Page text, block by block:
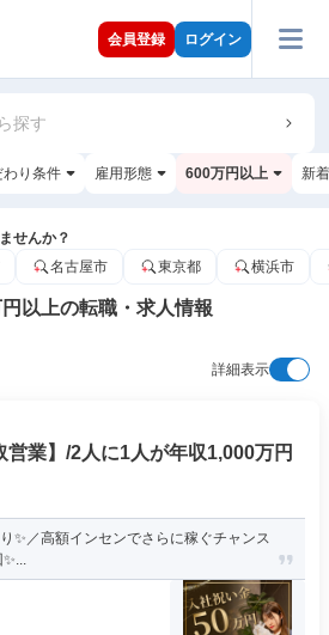
会員登録 ログイン
探す
わり条件 雇用形態 600万円以上 新
せんか？
名古屋市 東京都 横浜市
以上の転職・求人情報
詳細表示
業】/2人に1人が年収1,000万円
✨／高額インセンでさらに稼ぐチャンス